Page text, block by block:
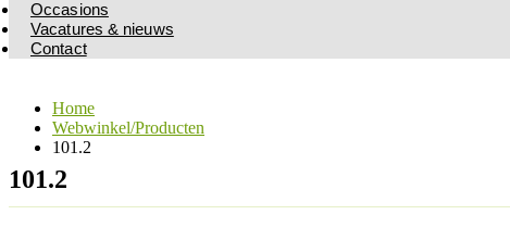
Occasions
Vacatures & nieuws
Contact
Home
Webwinkel/Producten
101.2
101.2